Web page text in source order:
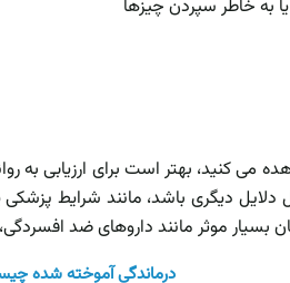
به خاطر سپردن چیزها
می کنید، بهتر است برای ارزیابی
دیگری باشد، مانند شرایط
بسیار موثر مانند داروهای ضد
درماندگی آموخته شده